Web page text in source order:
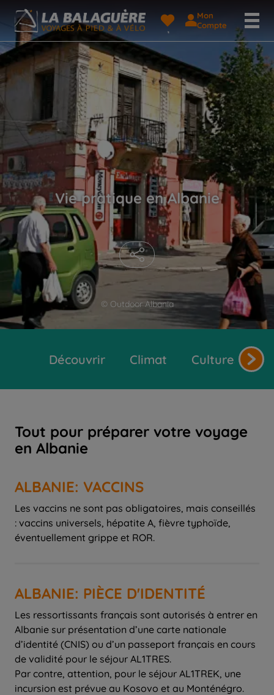
Mon
Compte
© Outdoor Albania
Vie pratique en Albanie
Découvrir Climat Cultures et
Tout pour préparer votre voyage
en Albanie
ALBANIE: VACCINS
Les vaccins ne sont pas obligatoires, mais conseillés
: vaccins universels, hépatite A, fièvre typhoïde,
éventuellement grippe et ROR.
ALBANIE: PIÈCE D'IDENTITÉ
Les ressortissants français sont autorisés à entrer en
Albanie sur présentation d’une carte nationale
d’identité (CNIS) ou d’un passeport français en cours
de validité pour le séjour AL1TRES.
Par contre, attention, pour le séjour AL1TREK, une
incursion est prévue au Kosovo et au Monténégro.